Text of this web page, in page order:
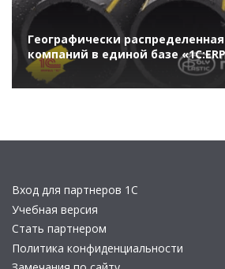
Географически
компаний в единой базе
Вход для партнеров 1С
Учебная версия
Стать партнером
Политика конфиденциальности